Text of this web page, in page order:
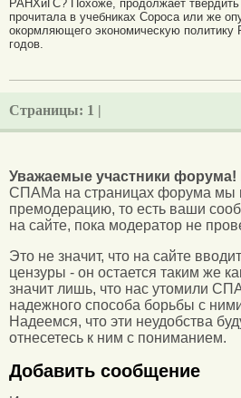
РАНХиГС? Похоже, продолжает
прочитала в учебниках Сороса или же
окормляющего экономическую политику
годов.
Страницы: 1 |
Уважаемые участники форума!
СПАМа на страницах форума мы
премодерацию, то есть ваши
на сайте, пока модератор не
Это не значит, что на сайте
цензуры - он остается таким же
значит лишь, что нас утомили
надежного способа борьбы с
Надеемся, что эти неудобства
отнесетесь к ним с пониманием.
Добавить сообщение